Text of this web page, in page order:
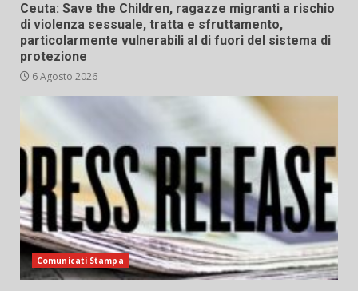
Ceuta: Save the Children, ragazze migranti a rischio
di violenza sessuale, tratta e sfruttamento,
particolarmente vulnerabili al di fuori del sistema di
protezione
6 Agosto 2026
Comunicati Stampa